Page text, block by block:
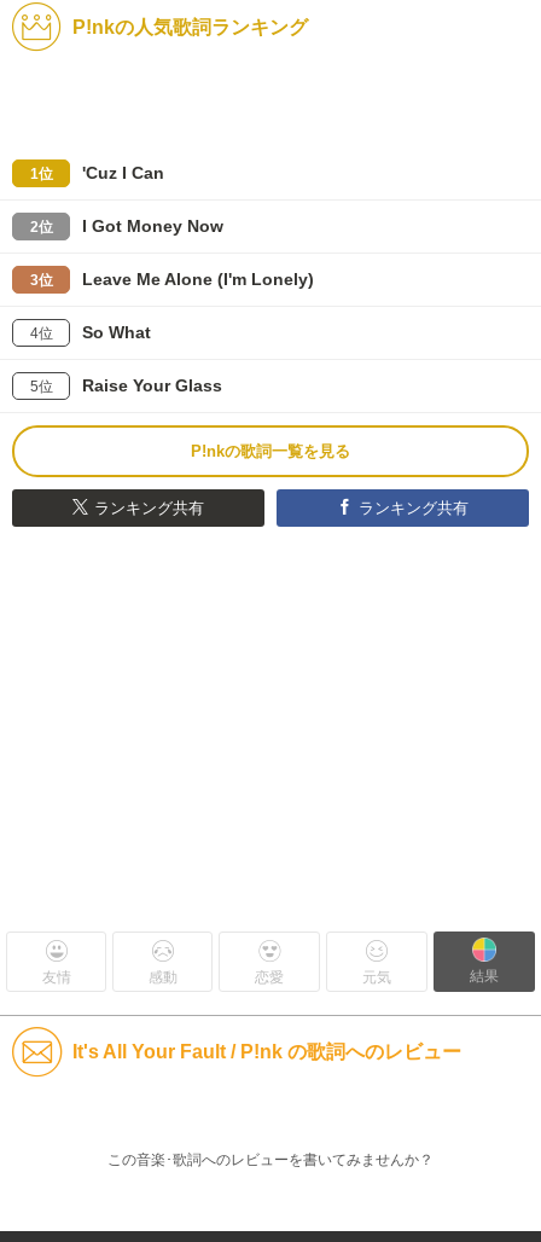
P!nkの人気歌詞ランキング
1位 'Cuz I Can
2位 I Got Money Now
3位 Leave Me Alone (I'm Lonely)
4位 So What
5位 Raise Your Glass
P!nkの歌詞一覧を見る
ランキング共有 ランキング共有
友情 感動 恋愛 元気 結果
It's All Your Fault / P!nk の歌詞へのレビュー
この音楽･歌詞へのレビューを書いてみませんか？